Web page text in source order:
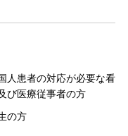
人患者の対応が必要な看
び医療従事者の方
の方